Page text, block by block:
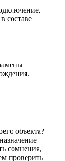
составе
объекта?
сомнения,
проверить